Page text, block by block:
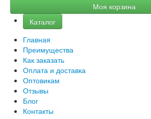
Моя корзина
Каталог
Главная
Преимущества
Как заказать
Оплата и доставка
Оптовикам
Отзывы
Блог
Контакты